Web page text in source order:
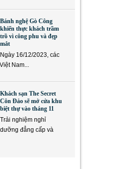
Bánh nghệ Gò Công
khiến thực khách trầm
trồ vì công phu và đẹp
mắt
Ngày 16/12/2023, các
Nam...
Khách sạn The Secret
Côn Đảo sẽ mở cửa khu
biệt thự vào tháng 11
Trải nghiệm nghỉ
dưỡng đẳng cấp và